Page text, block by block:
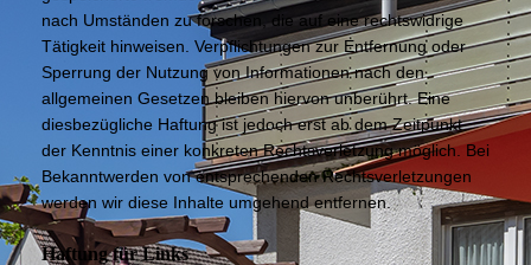
nach Umständen zu forschen, die auf eine rechtswidrige
Tätigkeit hinweisen. Verpflichtungen zur Entfernung oder
Sperrung der Nutzung von Informationen nach den
allgemeinen Gesetzen bleiben hiervon unberührt. Eine
diesbezügliche Haftung ist jedoch erst ab dem Zeitpunkt
der Kenntnis einer konkreten Rechtsverletzung möglich. Bei
Bekanntwerden von entsprechenden Rechtsverletzungen
werden wir diese Inhalte umgehend entfernen.
Haftung für Links